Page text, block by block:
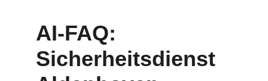
AI-FAQ:
Sicherheitsdienst